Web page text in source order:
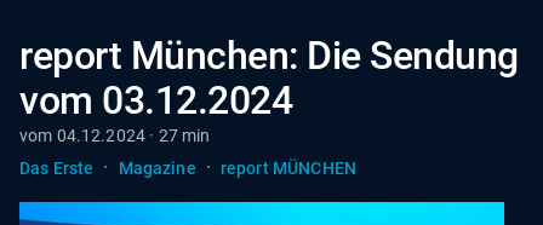
report München: Die Sendung
vom 03.12.2024
vom 04.12.2024 · 27 min
Das Erste
· Magazine · report MÜNCHEN